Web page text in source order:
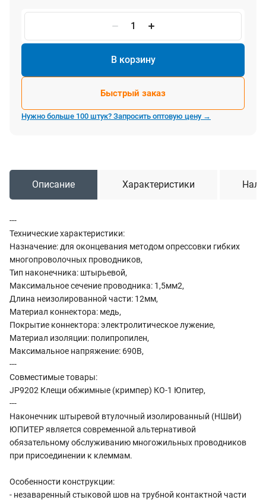
В корзину
Быстрый заказ
Нужно больше 100 штук? Запросить оптовую цену →
Описание Характеристики
---
Технические характеристики:
Назначение: для оконцевания методом опрессовки гибких
многопроволочных проводников,
Тип наконечника: штырьевой,
Максимальное сечение проводника: 1,5мм2,
Длина неизолированной части: 12мм,
Материал коннектора: медь,
Покрытие коннектора: электролитическое лужение,
Материал изоляции: полипропилен,
Максимальное напряжение: 690В,
---
Совместимые товары:
JP9202 Клещи обжимные (кримпер) КО-1 Юпитер,
---
Наконечник штыревой втулочный изолированный (НШвИ)
ЮПИТЕР является современной альтернативой
обязательному обслуживанию многожильных проводников
при присоединении к клеммам.
Особенности конструкции:
- незаваренный стыковой шов на трубной контактной части